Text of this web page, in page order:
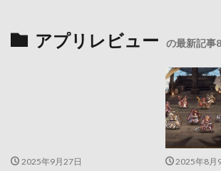
アプリレビュー の最新記事
2025年9月27日 2025年8月